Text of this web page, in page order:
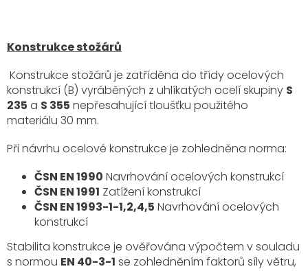
Konstrukce stožárů
Konstrukce stožárů je zatříděna do třídy ocelových
konstrukcí (B) vyráběných z uhlíkatých ocelí skupiny S
235 a S 355 nepřesahující tloušťku použitého
materiálu 30 mm.
Při návrhu ocelové konstrukce je zohledněna norma:
ČSN EN 1990 Navrhování ocelových konstrukcí
ČSN EN 1991 Zatížení konstrukcí
ČSN EN 1993-1-1,2,4,5 Navrhování ocelových
konstrukcí
Stabilita konstrukce je ověřována výpočtem v souladu
s normou EN 40-3-1 se zohledněním faktorů síly větru,